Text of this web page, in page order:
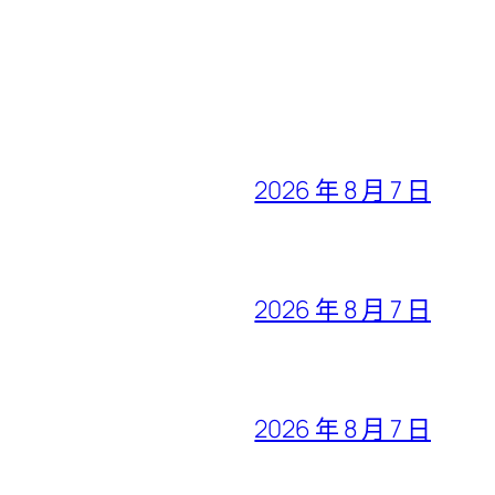
2026 年 8 月 7 日
2026 年 8 月 7 日
2026 年 8 月 7 日